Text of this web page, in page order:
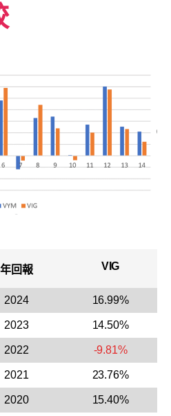
年回報 VIG
2024 16.99%
2023 14.50%
2022 -9.81%
2021 23.76%
2020 15.40%